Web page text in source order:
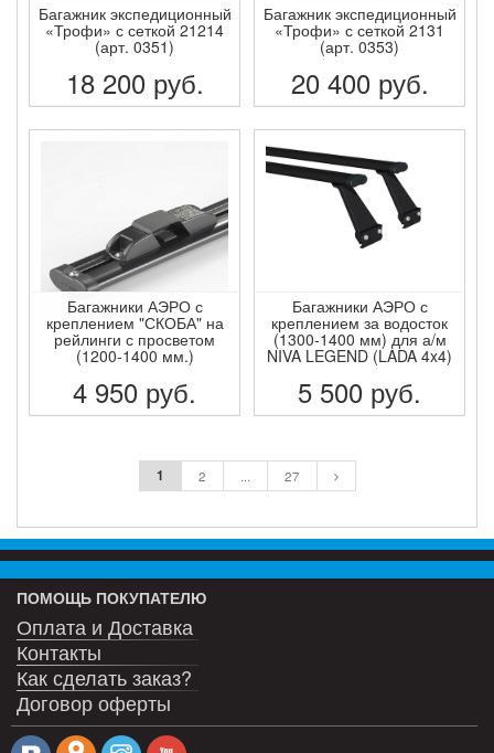
Багажник экспедиционный
«Трофи» с сеткой 21214
(арт. 0351)
18 200 руб.
ПОДРОБНЕЕ
Багажник экспедиционный
«Трофи» с сеткой 2131
(арт. 0353)
20 400 руб.
ПОДРОБНЕЕ
Багажники АЭРО с
креплением "СКОБА" на
рейлинги с просветом
(1200-1400 мм.)
4 950 руб.
Багажники АЭРО с
креплением за водосток
(1300-1400 мм) для а/м
NIVA LEGEND (LADA 4x4)
5 500 руб.
1 2 ... 27
ПОМОЩЬ ПОКУПАТЕЛЮ
Оплата и Доставка
Контакты
Как сделать заказ?
Договор оферты